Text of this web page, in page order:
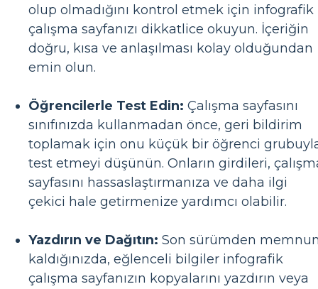
olup olmadığını kontrol etmek için infografik
çalışma sayfanızı dikkatlice okuyun. İçeriğin
doğru, kısa ve anlaşılması kolay olduğundan
emin olun.
Öğrencilerle Test Edin: Çalışma sayfasını
sınıfınızda kullanmadan önce, geri bildirim
toplamak için onu küçük bir öğrenci
test etmeyi düşünün. Onların girdileri,
sayfasını hassaslaştırmanıza ve daha ilgi
çekici hale getirmenize yardımcı olabilir.
Yazdırın ve Dağıtın: Son sürümden
kaldığınızda, eğlenceli bilgiler infografik
çalışma sayfanızın kopyalarını yazdırın veya